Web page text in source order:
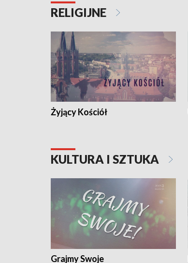
RELIGIJNE
Żyjący Kościół
KULTURA I SZTUKA
Grajmy Swoje